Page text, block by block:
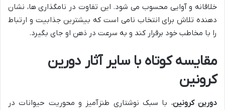
خلاقانه و آوایی محسوب می شود. این تفاوت در نامگذاری ها، نشان
دهنده تلاش برای انتخاب نامی است که بیشترین جذابیت و ارتباط
را با مخاطب خود برقرار کند و به سرعت در ذهن او جای بگیرد.
مقایسه کوتاه با سایر آثار دورین
کرونین
دورین کرونین، با سبک نوشتاری طنزآمیز و محوریت حیوانات در